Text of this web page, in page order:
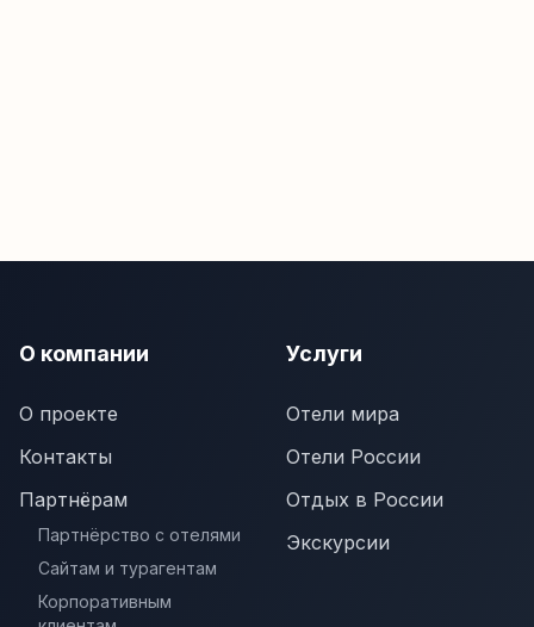
О компании
О проекте
Контакты
Партнёрам
Партнёрство с отелями
Сайтам и турагентам
Корпоративным
Услуги
Отели мира
Отели России
Отдых в России
Экскурсии